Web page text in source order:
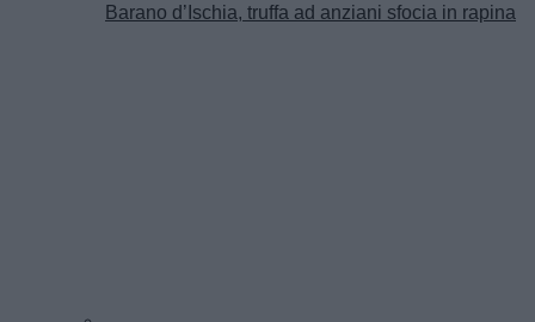
Barano d’Ischia, truffa ad anziani sfocia in rapina